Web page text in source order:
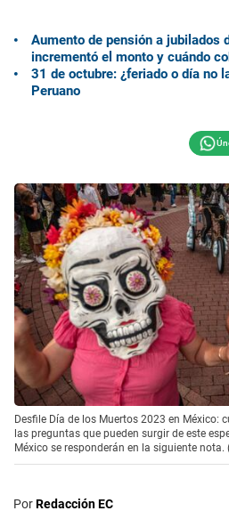
Aumento de pensión a jubilados
incrementó el monto y cuándo
31 de octubre: ¿feriado o día no
Peruano
Desfile Día de los Muertos 2023 en México:
las preguntas que pueden surgir de este
México se responderán en la siguiente nota.
PorRedacción EC